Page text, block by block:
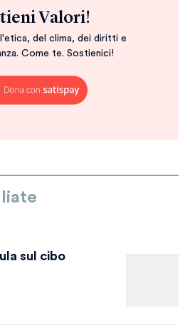
Valori!
del clima, dei diritti e
Come te. Sostienici!
sul cibo